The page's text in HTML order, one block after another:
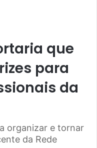
que
para
da
organizar e tornar
da Rede